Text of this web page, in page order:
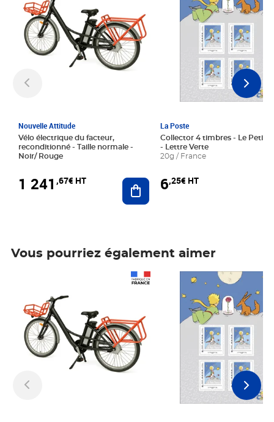
Nouvelle Attitude
Vélo électrique du facteur,
reconditionné - Taille normale -
Noir/ Rouge
1 241 ,67€ HT Ajouter au panier
La Poste
Collector 4 timbres - Le Petit
- Lettre Verte
20g / France
6,25€ HT
Vous pourriez également aimer
Prix 6,25€ HT